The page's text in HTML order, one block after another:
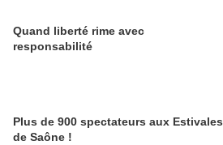
Quand liberté rime avec
responsabilité
Plus de 900 spectateurs aux Estivales
de Saône !